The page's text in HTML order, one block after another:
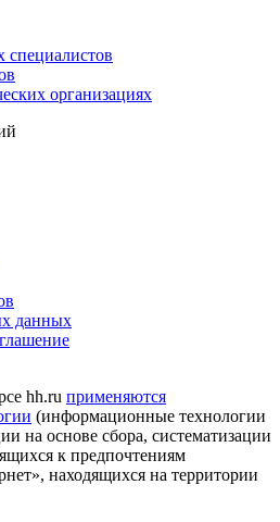
специалистов
организациях
данных
hh.ru применяются
(информационные технологии
на основе сбора, систематизации
к предпочтениям
находящихся на территории